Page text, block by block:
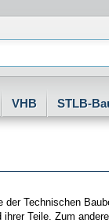
VHB STLB-
Technischen
Teile. Zum